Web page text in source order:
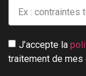
J’accepte la
traitement de mes